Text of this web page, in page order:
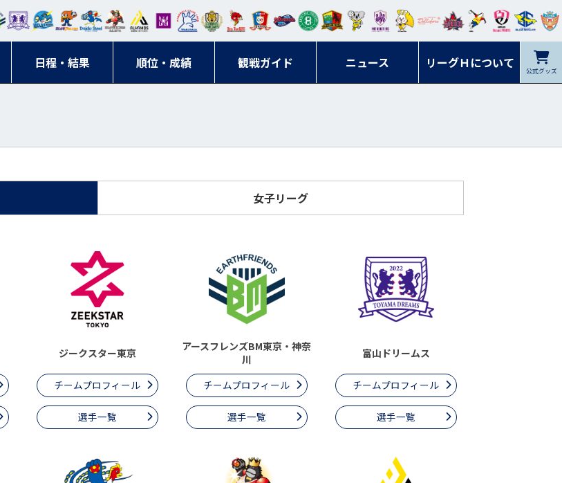
日程・結果 順位・成績 観戦ガイド ニュース リーグＨについて 公式グッズ
BM
ドリ
ーム
ス
寺ブ
ルー
サン
ーフ
ァル
コン
ニッ キン
ス大
阪
エゾハン
ンウ
ルヴ
ス福
ルネ コラ
ンマ
ーレ
ービ
ー石
ック 名古
オレ
ット
ツ
フォ
ーレ
岡山
イプ
ルレ
ッズ
シラ トピ
ンデ
ィー
クヤ
鹿児
島
女子リーグ
ジークスター東京
チームプロフィール
選手一覧
アースフレンズBM東京・神奈
川
チームプロフィール
選手一覧
富山ドリームス
チームプロフィール
選手一覧